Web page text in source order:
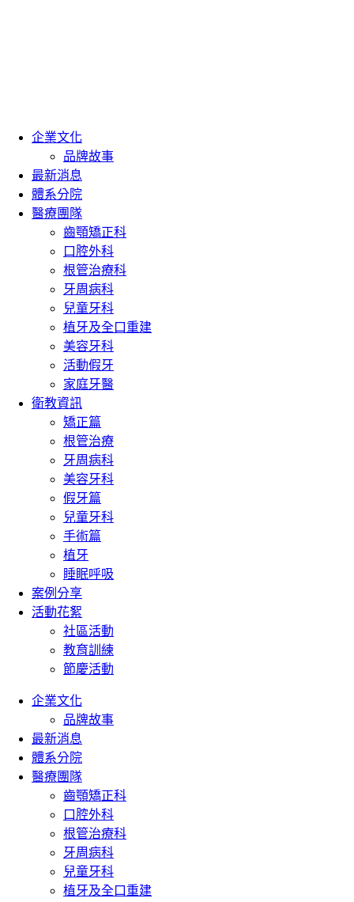
企業文化
品牌故事
最新消息
體系分院
醫療團隊
齒顎矯正科
口腔外科
根管治療科
牙周病科
兒童牙科
植牙及全口重建
美容牙科
活動假牙
家庭牙醫
衛教資訊
矯正篇
根管治療
牙周病科
美容牙科
假牙篇
兒童牙科
手術篇
植牙
睡眠呼吸
案例分享
活動花絮
社區活動
教育訓練
節慶活動
企業文化
品牌故事
最新消息
體系分院
醫療團隊
齒顎矯正科
口腔外科
根管治療科
牙周病科
兒童牙科
植牙及全口重建